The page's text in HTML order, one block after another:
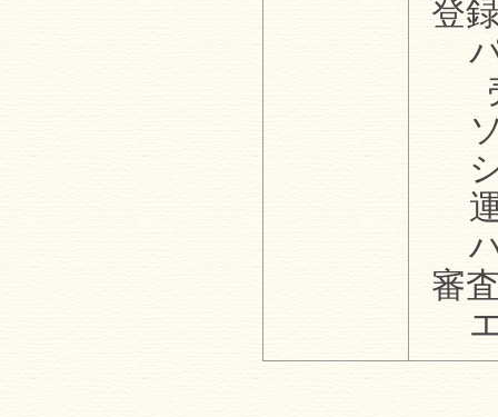
登
審